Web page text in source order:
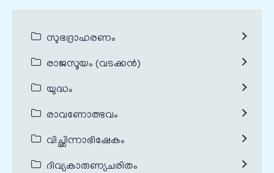
സുഭദ്രാഹരണം
രാജസൂയം (വടക്കൻ)
യുദ്ധം
രാവണോത്ഭവം
വിച്ഛിന്നാഭിഷേകം
ദിവ്യകാരുണ്യചരിതം